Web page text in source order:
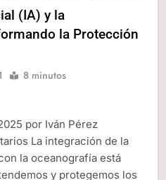
(IA) y la
la Protección
8 minutos
por Iván Pérez
La integración de la
la oceanografía está
y protegemos los